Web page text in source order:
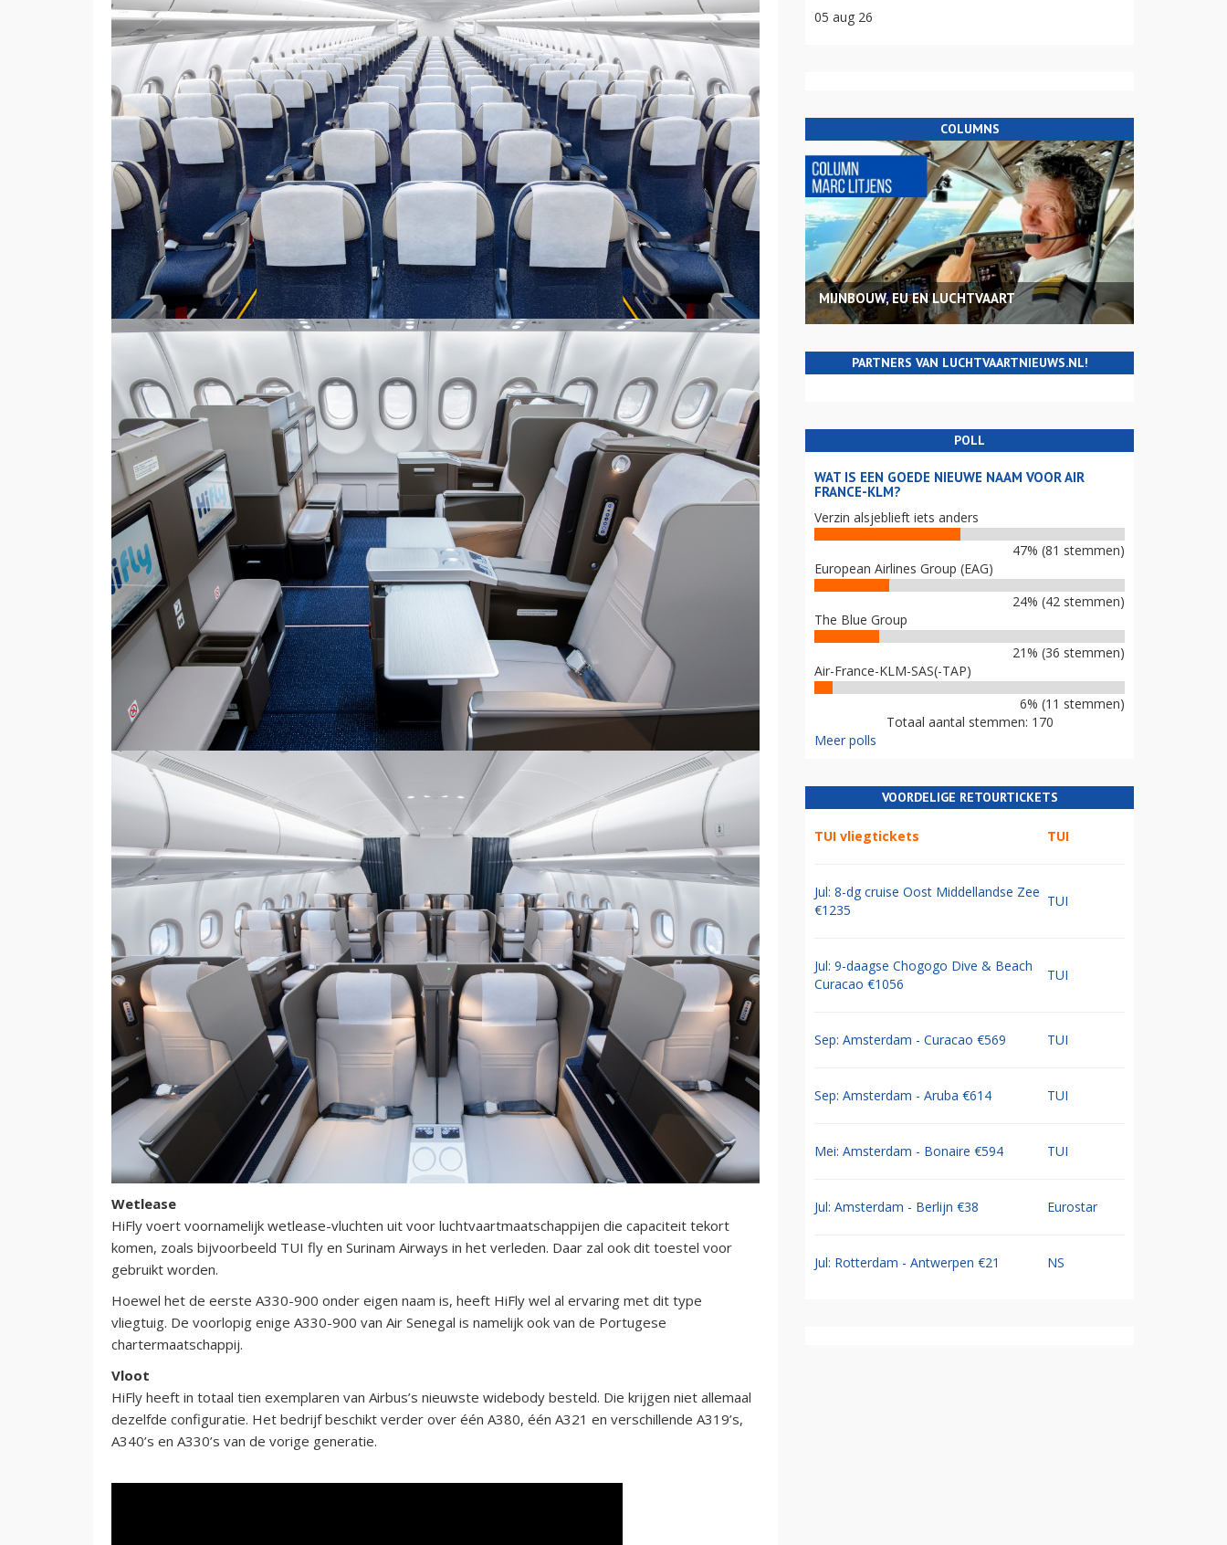
Wetlease
HiFly voert voornamelijk wetlease-vluchten uit voor luchtvaartmaatschappijen die capaciteit tekort
komen, zoals bijvoorbeeld TUI fly en Surinam Airways in het verleden. Daar zal ook dit toestel voor
gebruikt worden.
Hoewel het de eerste A330-900 onder eigen naam is, heeft HiFly wel al ervaring met dit type
vliegtuig. De voorlopig enige A330-900 van Air Senegal is namelijk ook van de Portugese
chartermaatschappij.
Vloot
HiFly heeft in totaal tien exemplaren van Airbus’s nieuwste widebody besteld. Die krijgen niet allemaal
dezelfde configuratie. Het bedrijf beschikt verder over één A380, één A321 en verschillende A319’s,
A340’s en A330’s van de vorige generatie.
05 aug 26
COLUMNS
MIJNBOUW, EU EN LUCHTVAART
PARTNERS VAN LUCHTVAARTNIEUWS.NL!
POLL
WAT IS EEN GOEDE NIEUWE NAAM VOOR AIR
FRANCE-KLM?
Verzin alsjeblieft iets anders
47% (81 stemmen)
European Airlines Group (EAG)
24% (42 stemmen)
The Blue Group
21% (36 stemmen)
Air-France-KLM-SAS(-TAP)
6% (11 stemmen)
Totaal aantal stemmen: 170
Meer polls
VOORDELIGE RETOURTICKETS
TUI vliegtickets TUI
Jul: 8-dg cruise Oost Middellandse Zee
€1235
TUI
Jul: 9-daagse Chogogo Dive & Beach
Curacao €1056
TUI
Sep: Amsterdam - Curacao €569 TUI
Sep: Amsterdam - Aruba €614 TUI
Mei: Amsterdam - Bonaire €594 TUI
Jul: Amsterdam - Berlijn €38 Eurostar
Jul: Rotterdam - Antwerpen €21 NS